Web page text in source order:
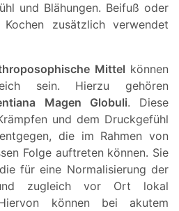
und Blähungen. Beifuß oder
zusätzlich verwendet
Mittel können
sein. Hierzu gehören
Magen Globuli. Diese
und dem Druckgefühl
die im Rahmen von
Folge auftreten können. Sie
für eine Normalisierung der
zugleich vor Ort lokal
können bei akutem